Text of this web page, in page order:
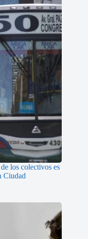
los colectivos es
Ciudad